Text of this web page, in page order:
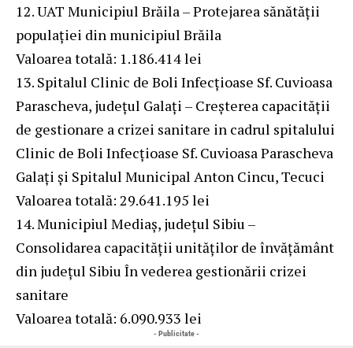
12. UAT Municipiul Brăila – Protejarea sănătății
populației din municipiul Brăila
Valoarea totală: 1.186.414 lei
13. Spitalul Clinic de Boli Infecțioase Sf. Cuvioasa
Parascheva, județul Galați – Creșterea capacității
de gestionare a crizei sanitare in cadrul spitalului
Clinic de Boli Infecțioase Sf. Cuvioasa Parascheva
Galați și Spitalul Municipal Anton Cincu, Tecuci
Valoarea totală: 29.641.195 lei
14. Municipiul Mediaș, județul Sibiu –
Consolidarea capacității unităților de învățământ
din județul Sibiu În vederea gestionării crizei
sanitare
Valoarea totală: 6.090.933 lei
- Publicitate -